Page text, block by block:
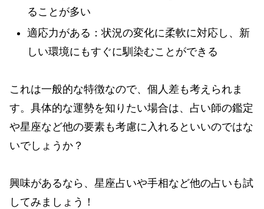
ることが多い
適応力がある：状況の変化に柔軟に対応し、新
しい環境にもすぐに馴染むことができる
これは一般的な特徴なので、個人差も考えられま
す。具体的な運勢を知りたい場合は、占い師の鑑定
や星座など他の要素も考慮に入れるといいのではな
いでしょうか？
興味があるなら、星座占いや手相など他の占いも試
してみましょう！